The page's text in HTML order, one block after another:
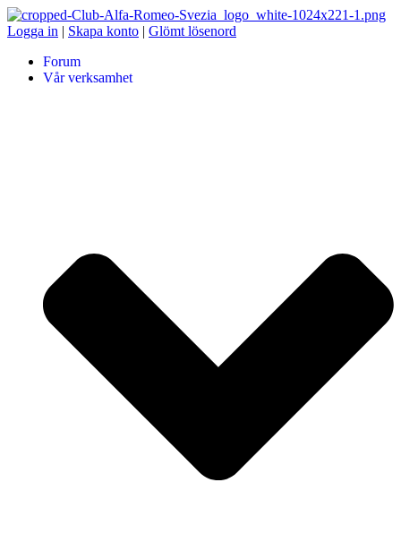
Logga in | Skapa konto | Glömt lösenord
Forum
Vår verksamhet